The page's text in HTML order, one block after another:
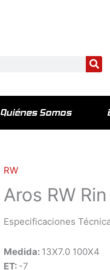
Quiénes Somos
RW
Aros RW
Especificaciones
Medida: 13X7.0 100X4
ET: -7